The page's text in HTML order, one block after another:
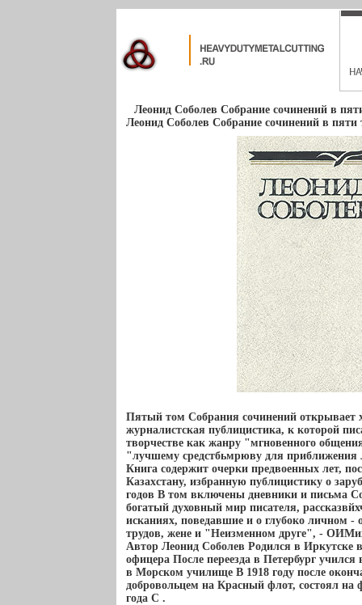
Леонид Соболев Собрание сочинений в
Леонид Соболев Собрание сочинений в пяти
Пятый том Собрания сочинений открывает
журналистская публицистика, к которой
творчестве как жанру "мгновенного
"лучшему средстбьмрюву для
Книга содержит очерки предвоенных лет,
Казахстану, избранную публицистику о
годов В том включены дневники и письма
богатый духовный мир писателя,
исканиях, поведавшие и о глубоко личном -
трудов, жене и "Неизменном друге", -
Автор Леонид Соболев Родился в Иркутске в
офицера После переезда в Петербург учился
в Морском училище В 1918 году после
добровольцем на Красный флот, состоял на
года С .